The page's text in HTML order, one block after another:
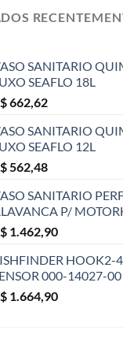
SANITARIO
SEAFLO 18L
662,62
SANITARIO
SEAFLO 12L
562,48
SANITARIO
P/
1.462,90
HOOK2-
000-14027-
1.664,90